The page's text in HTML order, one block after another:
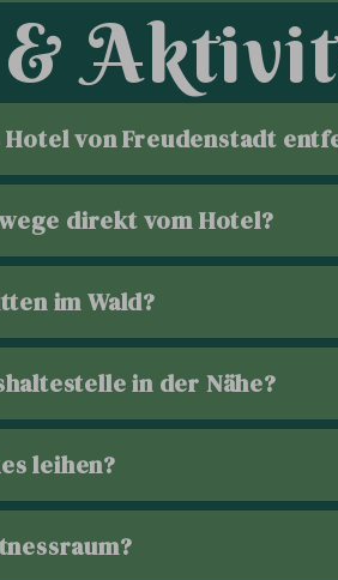
& Aktivit
Hotel von Freudenstadt
direkt vom Hotel?
im Wald?
in der Nähe?
leihen?